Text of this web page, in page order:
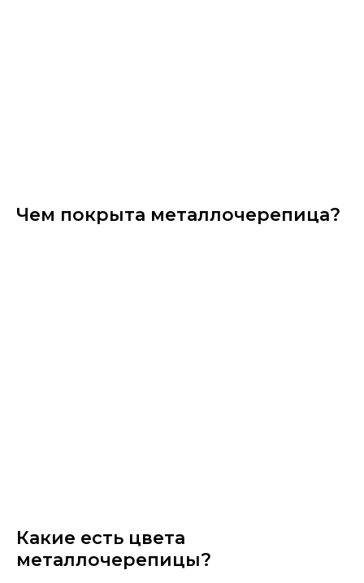
Чем покрыта металлочерепица?
Какие есть цвета
металлочерепицы?